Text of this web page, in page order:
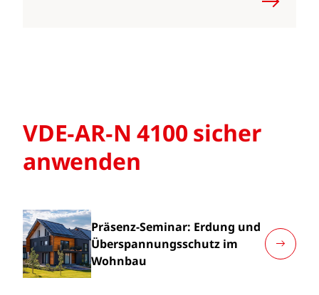
VDE‑AR‑N 4100 sicher
anwenden
Präsenz-Seminar: Erdung und
Überspannungsschutz im
Wohnbau